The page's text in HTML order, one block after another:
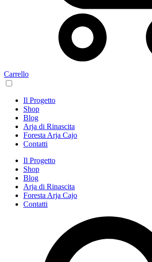
Carrello
Il Progetto
Shop
Blog
Arja di Rinascita
Foresta Arja Cajo
Contatti
Il Progetto
Shop
Blog
Arja di Rinascita
Foresta Arja Cajo
Contatti